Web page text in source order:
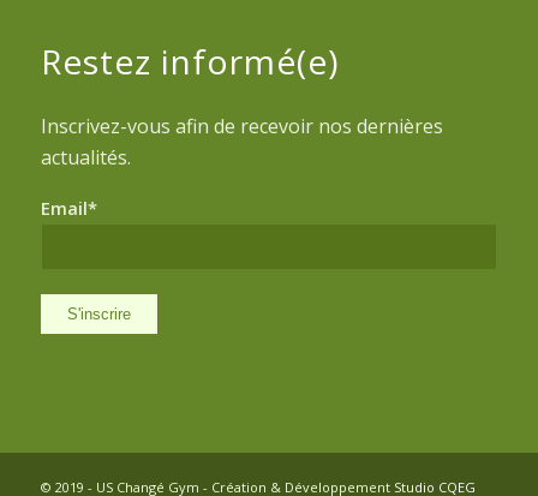
Restez informé(e)
Inscrivez-vous afin de recevoir nos dernières
actualités.
Email*
© 2019 - US Changé Gym - Création & Développement Studio CQEG